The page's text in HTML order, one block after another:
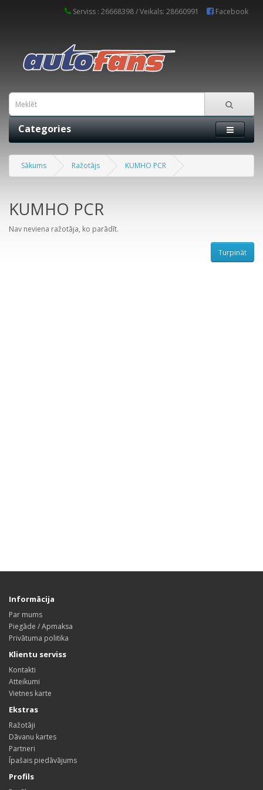
Serviss : 26668398 / Veikals: 28660991 Facebook
Categories
Sākums Ražotājs KUMHO PCR
KUMHO PCR
Nav neviena ražotāja, ko parādīt.
Turpināt
Informācija
Par mums
Piegāde / Apmaksa
Privātuma politika
Klientu serviss
Kontakti
Atteikumi
Vietnes karte
Ekstras
Ražotāji
Dāvanu kartes
Partneri
Īpašais piedāvājums
Profils